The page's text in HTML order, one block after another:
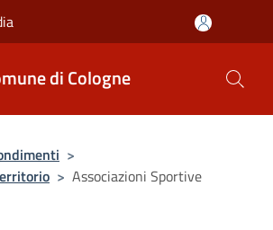
di Cologne
>
> Associazioni Sportive